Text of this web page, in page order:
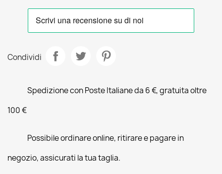
Condividi
Spedizione con Poste Italiane da 6 €, gratuita oltre
100 €
Possibile ordinare online, ritirare e pagare in
negozio, assicurati la tua taglia.